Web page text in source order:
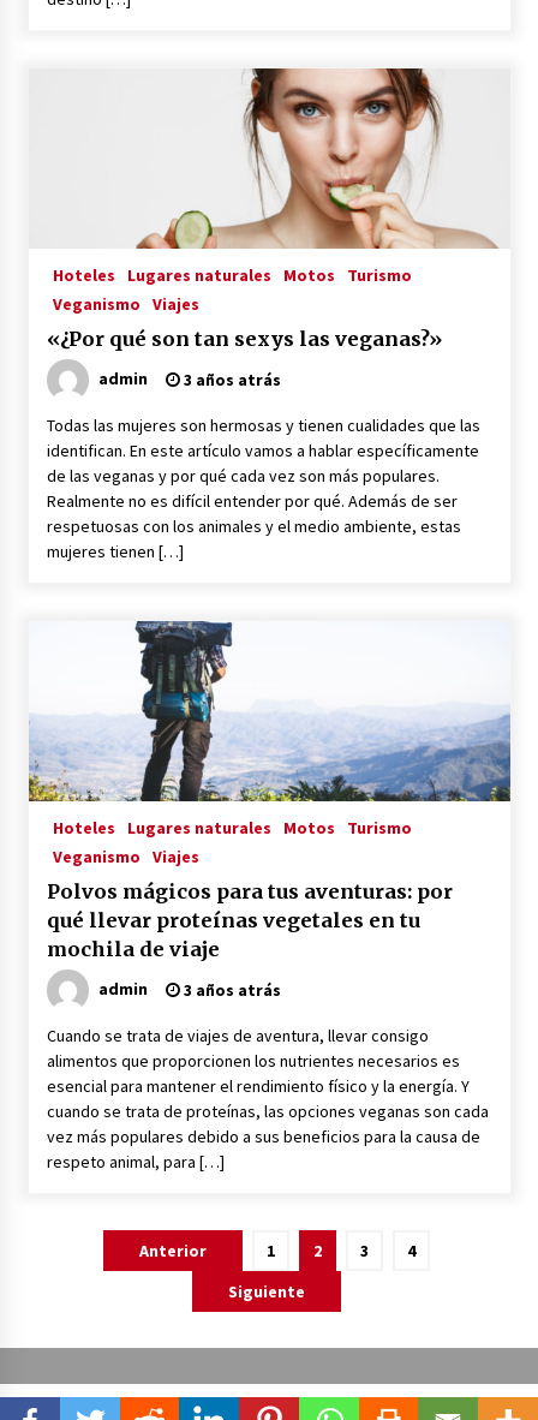
Hoteles Lugares naturales Motos
Turismo
Veganismo
Viajes
«¿Por qué son tan sexys las veganas?»
admin 3 años atrás
Todas las mujeres son hermosas y tienen cualidades que las
identifican. En este artículo vamos a hablar específicamente
de las veganas y por qué cada vez son más populares.
Realmente no es difícil entender por qué. Además de ser
respetuosas con los animales y el medio ambiente, estas
mujeres tienen […]
Hoteles Lugares naturales Motos
Turismo
Veganismo
Viajes
Polvos mágicos para tus aventuras: por
qué llevar proteínas vegetales en tu
mochila de viaje
admin 3 años atrás
Cuando se trata de viajes de aventura, llevar consigo
alimentos que proporcionen los nutrientes necesarios es
esencial para mantener el rendimiento físico y la energía. Y
cuando se trata de proteínas, las opciones veganas son cada
vez más populares debido a sus beneficios para la causa de
respeto animal, para […]
Navegación
Anterior 1 2 3
4
Siguiente